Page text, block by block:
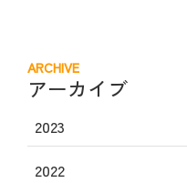
ARCHIVE
アーカイブ
2023
2022